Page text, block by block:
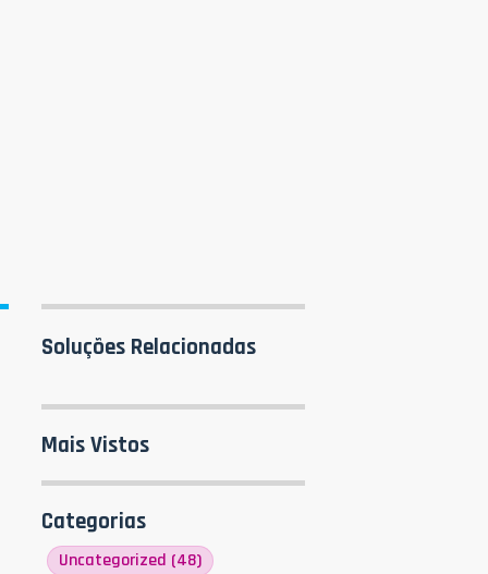
Soluções Relacionadas
Mais Vistos
Categorias
Uncategorized (48)